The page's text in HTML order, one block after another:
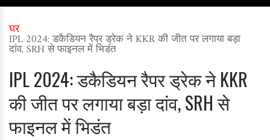
घर
IPL 2024: डकैडियन रैपर ड्रेक ने KKR की जीत पर लगाया बड़ा
दांव, SRH से फाइनल में भिडंत
IPL 2024: डकैडियन रैपर ड्रेक ने KKR
की जीत पर लगाया बड़ा दांव, SRH से
फाइनल में भिडंत